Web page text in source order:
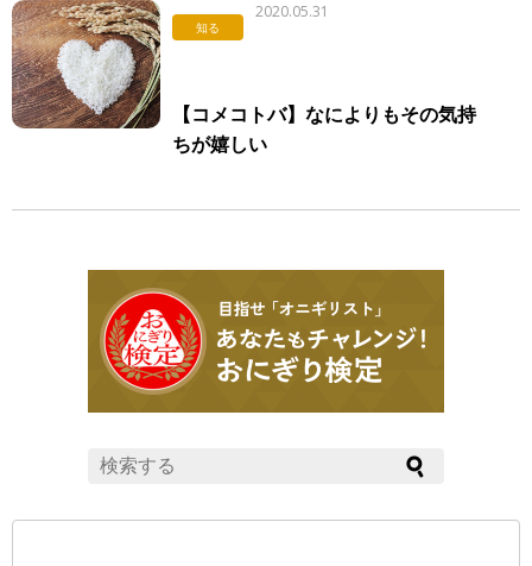
知る
2020.05.31
【コメコトバ】なによりもその気持
ちが嬉しい